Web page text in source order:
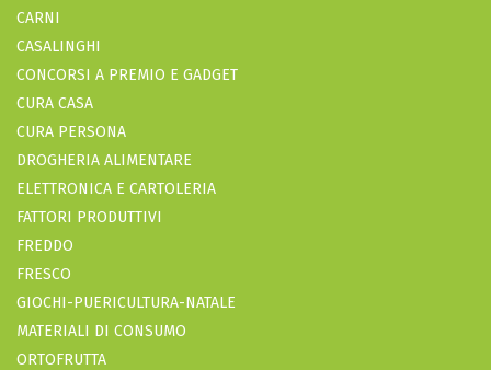
CARNI
CASALINGHI
CONCORSI A PREMIO E GADGET
CURA CASA
CURA PERSONA
DROGHERIA ALIMENTARE
ELETTRONICA E CARTOLERIA
FATTORI PRODUTTIVI
FREDDO
FRESCO
GIOCHI-PUERICULTURA-NATALE
MATERIALI DI CONSUMO
ORTOFRUTTA